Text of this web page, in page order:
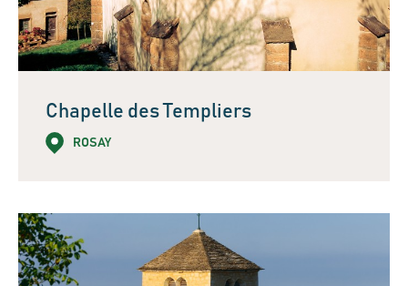
Chapelle des Templiers
ROSAY